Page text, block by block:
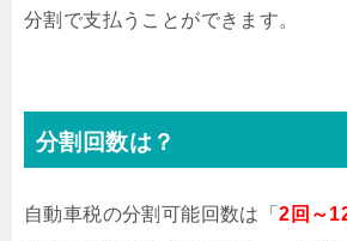
分割で支払うことができます。
分割回数は？
自動車税の分割可能回数は「2回～